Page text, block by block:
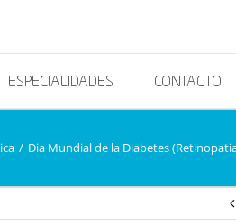
ESPECIALIDADES CONTACTO
/ Dia Mundial de la Diabetes